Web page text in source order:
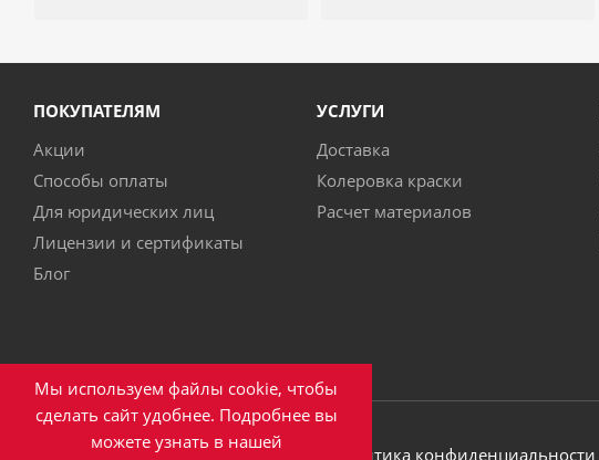
ПОКУПАТЕЛЯМ
Акции
Способы оплаты
Для юридических лиц
Лицензии и сертификаты
Блог
УСЛУГИ
Доставка
Колеровка краски
Расчет материалов
2026 © ООО ПКФ "Эверест" Политика конфиденциальности
Мы используем файлы cookie, чтобы
сделать сайт удобнее. Подробнее вы
можете узнать в нашей